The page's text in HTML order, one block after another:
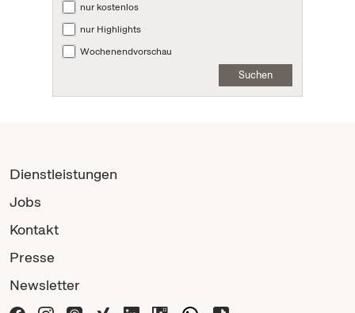
nur kostenlos
nur Highlights
Wochenendvorschau
Suchen
Dienstleistungen
Jobs
Kontakt
Presse
Newsletter